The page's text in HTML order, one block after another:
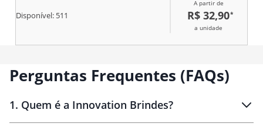
bocal e anel de vedação em
Disponível: 511
A partir de
R$ 32,90*
a unidade
Perguntas Frequentes (FAQs)
1. Quem é a Innovation Brindes?